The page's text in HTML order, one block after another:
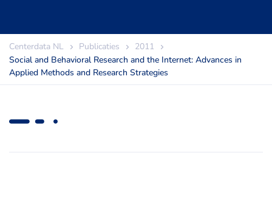
Centerdata NL Publicaties
2011
Social and Behavioral Research and the Internet: Advances in
Applied Methods and Research Strategies